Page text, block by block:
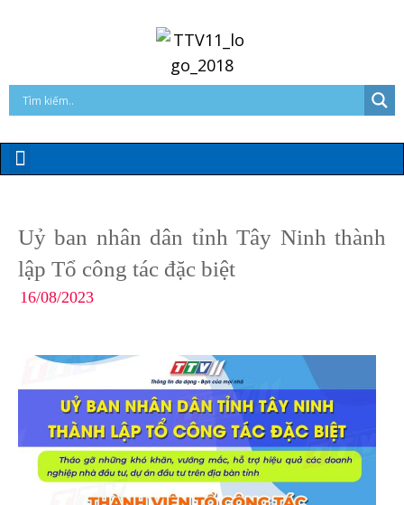
Uỷ ban nhân dân tỉnh Tây Ninh thành
lập Tổ công tác đặc biệt
16/08/2023